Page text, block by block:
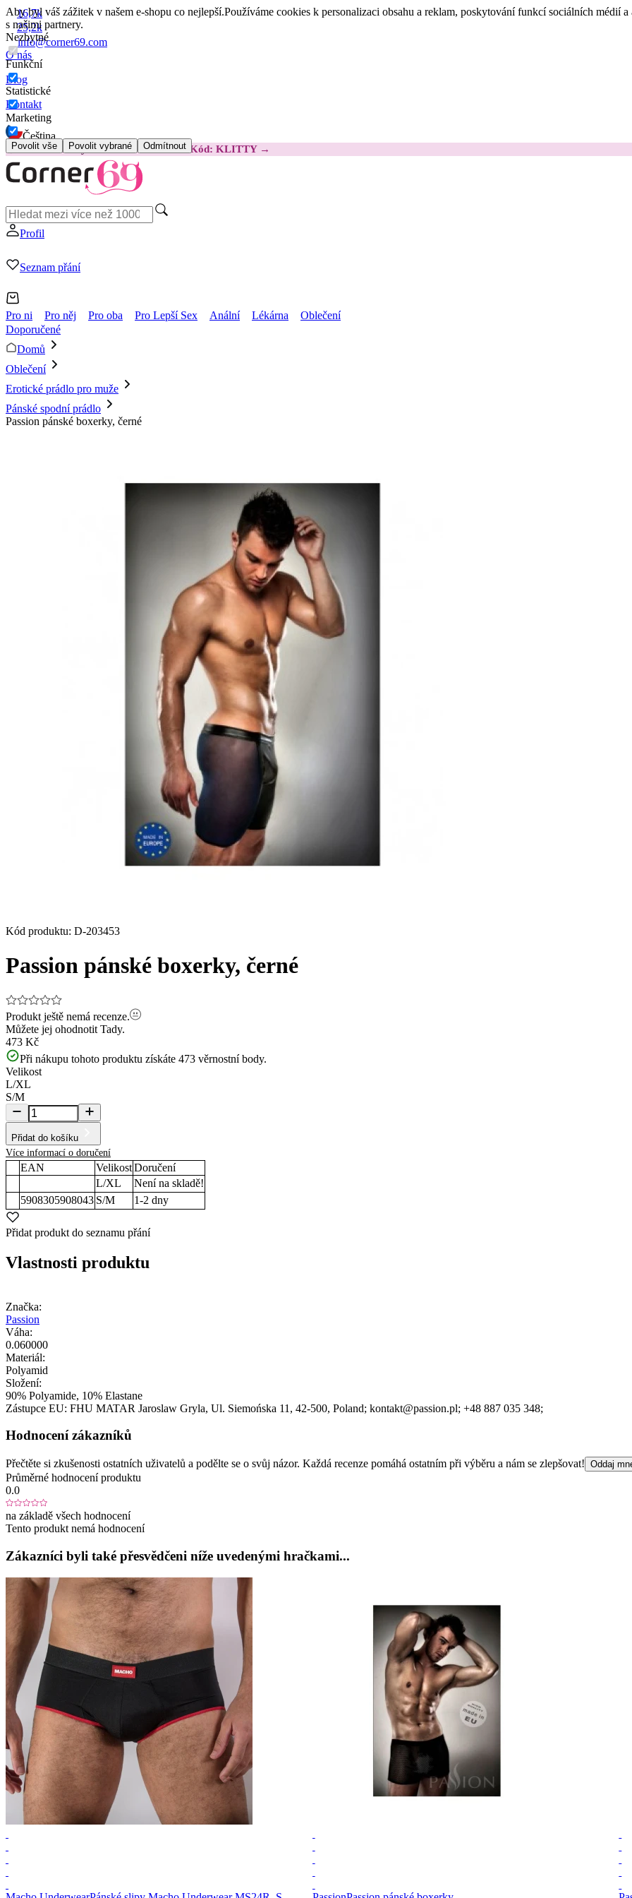
Aby byl váš zážitek v našem e-shopu co nejlepší.Používáme cookies k personalizaci obsahu a reklam, poskytování funkcí sociálních médií
s našimi partnery.
Nezbytné
Funkční
Statistické
Marketing
Povolit vše Povolit vybrané Odmítnout
16,7k
25,2k
info@corner69.com
O nás
Blog
Kontakt
Čeština
😽Svakom Klitty: O 380 Kč LEVNĚJI Kód: KLITTY →
Profil
Seznam přání
Pro ni Pro něj Pro oba Pro Lepší Sex Anální Lékárna
Oblečení
Doporučené
Domů
Oblečení
Erotické prádlo pro muže
Pánské spodní prádlo
Passion pánské boxerky, černé
Kód produktu: D-203453
Passion pánské boxerky, černé
Produkt ještě nemá recenze.
Můžete jej ohodnotit Tady.
473 Kč
Při nákupu tohoto produktu získáte 473 věrnostní body.
Velikost
L/XL
S/M
Přidat do košíku
Více informací o doručení
EAN VelikostDoručení
L/XL
Není na skladě!
5908305908043 S/M 1-2 dny
Přidat produkt do seznamu přání
Vlastnosti produktu
Značka:
Passion
Váha:
0.060000
Materiál:
Polyamid
Složení:
90% Polyamide, 10% Elastane
Zástupce EU: FHU MATAR Jaroslaw Gryla, Ul. Siemońska 11 , 42-500, Poland; kontakt@passion.pl; +48 887 035 348;
Hodnocení zákazníků
Přečtěte si zkušenosti ostatních uživatelů a podělte se o svůj názor. Každá recenze pomáhá ostatním při výběru a nám se zlepšovat! Oddaj
Průměrné hodnocení produktu
0.0
na základě všech hodnocení
Tento produkt nemá hodnocení
Zákazníci byli také přesvědčeni níže uvedenými hračkami...